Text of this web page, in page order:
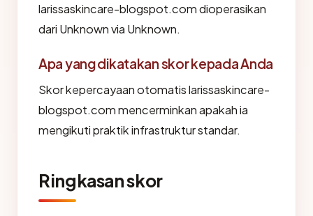
larissaskincare-blogspot.com dioperasikan
dari Unknown via Unknown.
Apa yang dikatakan skor kepada Anda
Skor kepercayaan otomatis larissaskincare-
blogspot.com mencerminkan apakah ia
mengikuti praktik infrastruktur standar.
Ringkasan skor